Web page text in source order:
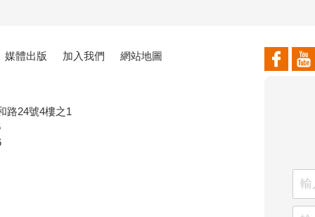
媒體出版 加入我們 網站地圖
路24號4樓之1